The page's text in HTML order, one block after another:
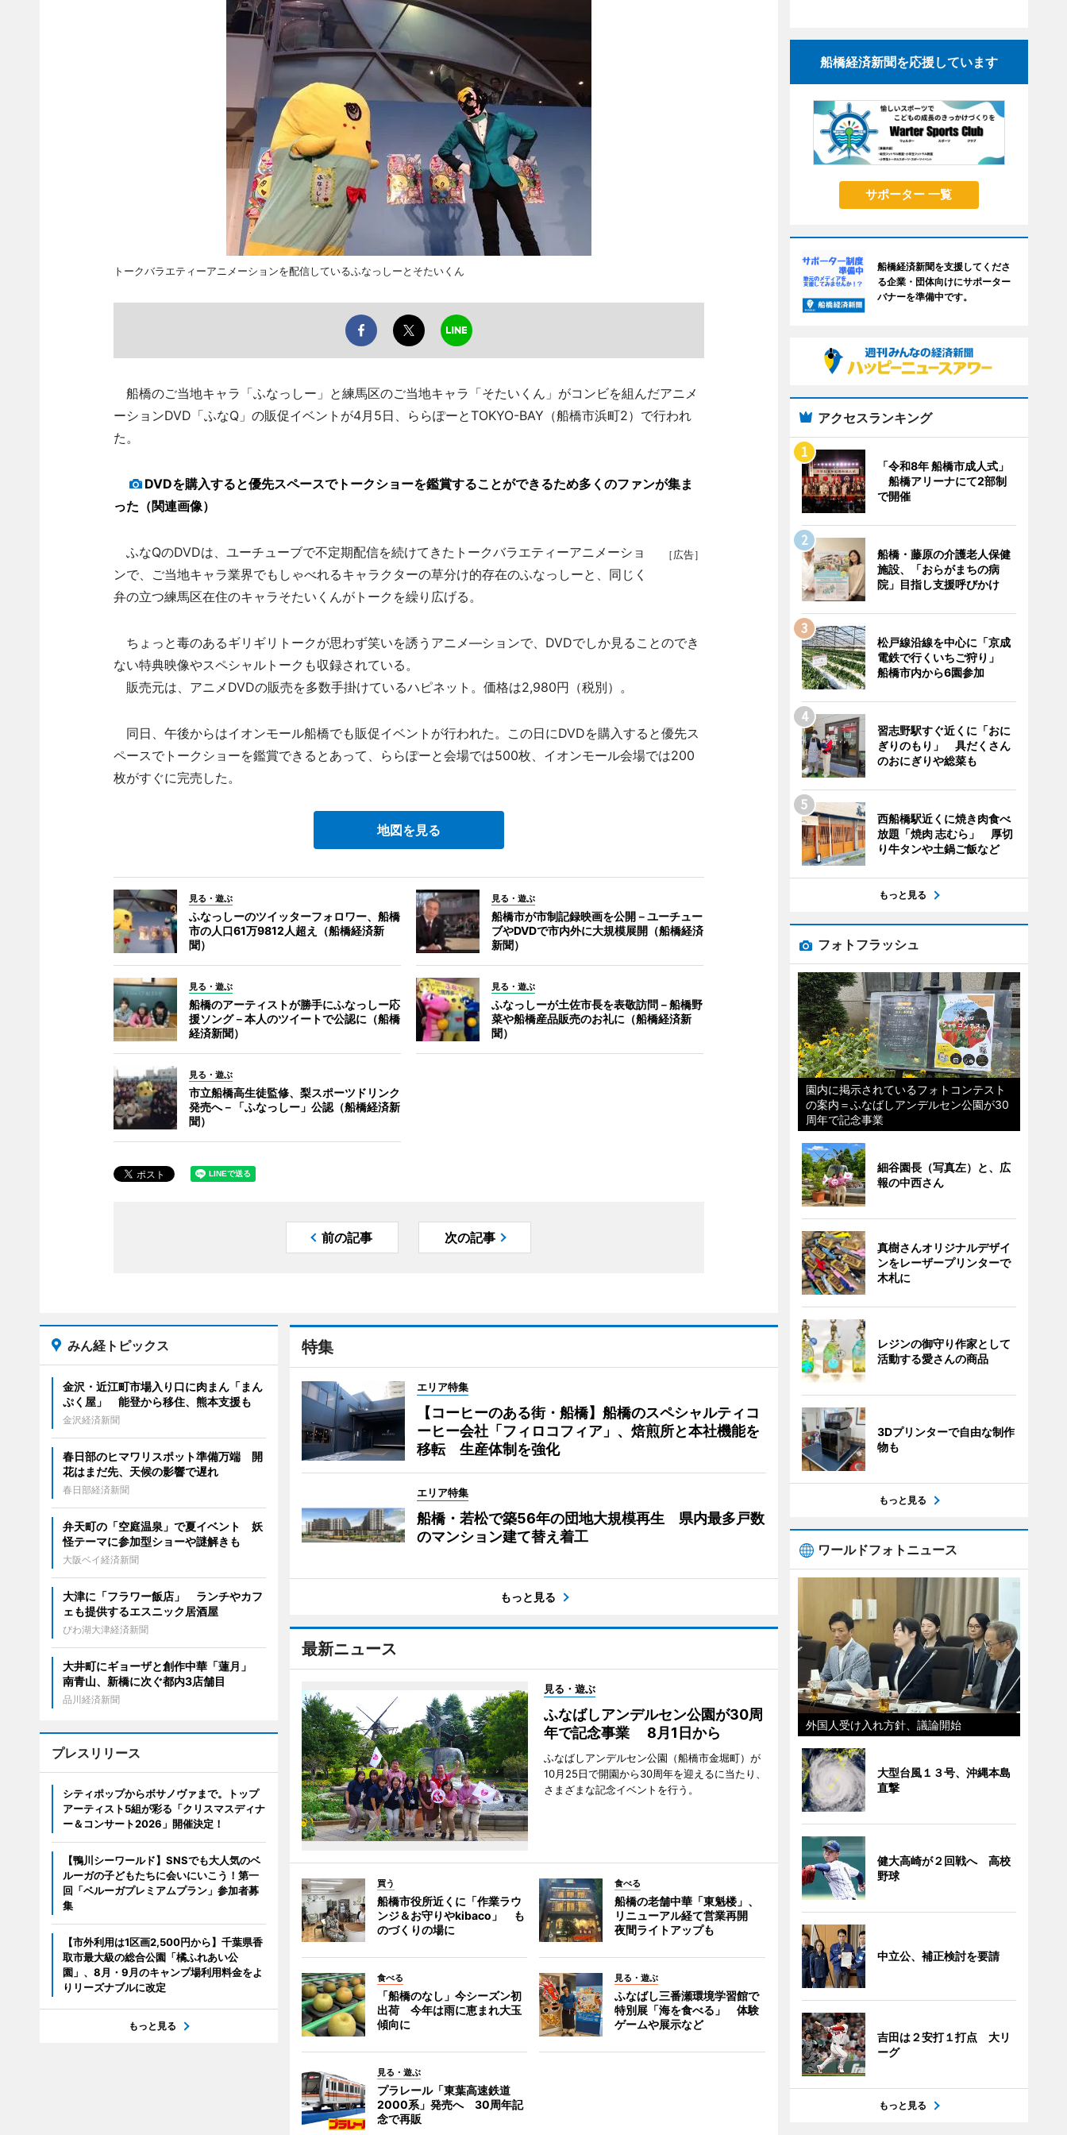
トークバラエティーアニメーションを配信しているふなっしーとそたいくん
船橋のご当地キャラ「ふなっしー」と練馬区のご当地キャラ「そたいくん」がコンビを組んだアニメ
ーションDVD「ふなQ」の販促イベントが4月5日、ららぽーとTOKYO-BAY（船橋市浜町2）で行われ
た。
DVDを購入すると優先スペースでトークショーを鑑賞することができるため多くのファンが集ま
った（関連画像）
［広告］
ふなQのDVDは、ユーチューブで不定期配信を続けてきたトークバラエティーアニメーショ
ンで、ご当地キャラ業界でもしゃべれるキャラクターの草分け的存在のふなっしーと、同じく
弁の立つ練馬区在住のキャラそたいくんがトークを繰り広げる。
ちょっと毒のあるギリギリトークが思わず笑いを誘うアニメ―ションで、DVDでしか見ることのでき
ない特典映像やスペシャルトークも収録されている。
販売元は、アニメDVDの販売を多数手掛けているハピネット。価格は2,980円（税別）。
同日、午後からはイオンモール船橋でも販促イベントが行われた。この日にDVDを購入すると優先ス
ペースでトークショーを鑑賞できるとあって、ららぽーと会場では500枚、イオンモール会場では200
枚がすぐに完売した。
地図を見る
見る・遊ぶ
ふなっしーのツイッターフォロワー、船橋
市の人口61万9812人超え（船橋経済新
聞）
見る・遊ぶ
船橋市が市制記録映画を公開－ユーチュー
ブやDVDで市内外に大規模展開（船橋経済
新聞）
見る・遊ぶ
船橋のアーティストが勝手にふなっしー応
援ソング－本人のツイートで公認に（船橋
経済新聞）
見る・遊ぶ
ふなっしーが土佐市長を表敬訪問－船橋野
菜や船橋産品販売のお礼に（船橋経済新
聞）
見る・遊ぶ
市立船橋高生徒監修、梨スポーツドリンク
発売へ－「ふなっしー」公認（船橋経済新
聞）
前の記事 次の記事
特集
エリア特集
【コーヒーのある街・船橋】船橋のスペシャルティコ
ーヒー会社「フィロコフィア」、焙煎所と本社機能を
移転 生産体制を強化
エリア特集
船橋・若松で築56年の団地大規模再生 県内最多戸数
のマンション建て替え着工
もっと見る
最新ニュース
見る・遊ぶ
ふなばしアンデルセン公園が30周
年で記念事業 8月1日から
ふなばしアンデルセン公園（船橋市金堀町）が
10月25日で開園から30周年を迎えるに当たり、
さまざまな記念イベントを行う。
買う
船橋市役所近くに「作業ラウ
ンジ＆お守りやkibaco」 も
のづくりの場に
食べる
船橋の老舗中華「東魁楼」、
リニューアル経て営業再開
夜間ライトアップも
食べる
「船橋のなし」今シーズン初
出荷 今年は雨に恵まれ大玉
傾向に
見る・遊ぶ
ふなばし三番瀬環境学習館で
特別展「海を食べる」 体験
ゲームや展示など
見る・遊ぶ
プラレール「東葉高速鉄道
2000系」発売へ 30周年記
念で再販
みん経トピックス
金沢・近江町市場入り口に肉まん「まん
ぷく屋」 能登から移住、熊本支援も
金沢経済新聞
春日部のヒマワリスポット準備万端 開
花はまだ先、天候の影響で遅れ
春日部経済新聞
弁天町の「空庭温泉」で夏イベント 妖
怪テーマに参加型ショーや謎解きも
大阪ベイ経済新聞
大津に「フラワー飯店」 ランチやカフ
ェも提供するエスニック居酒屋
びわ湖大津経済新聞
大井町にギョーザと創作中華「蓮月」
南青山、新橋に次ぐ都内3店舗目
品川経済新聞
プレスリリース
シティポップからボサノヴァまで。トップ
アーティスト5組が彩る「クリスマスディナ
ー＆コンサート2026」開催決定！
【鴨川シーワールド】SNSでも大人気のベ
ルーガの子どもたちに会いにいこう！第一
回「ベルーガプレミアムプラン」参加者募
集
【市外利用は1区画2,500円から】千葉県香
取市最大級の総合公園「橘ふれあい公
園」、8月・9月のキャンプ場利用料金をよ
りリーズナブルに改定
もっと見る
船橋経済新聞を応援しています
サポーター 一覧
船橋経済新聞を支援してくださ
る企業・団体向けにサポーター
バナーを準備中です。
アクセスランキング
「令和8年 船橋市成人式」
船橋アリーナにて2部制
で開催
船橋・藤原の介護老人保健
施設、「おらがまちの病
院」目指し支援呼びかけ
松戸線沿線を中心に「京成
電鉄で行くいちご狩り」
船橋市内から6園参加
習志野駅すぐ近くに「おに
ぎりのもり」 具だくさん
のおにぎりや総菜も
西船橋駅近くに焼き肉食べ
放題「焼肉 志むら」 厚切
り牛タンや土鍋ご飯など
もっと見る
フォトフラッシュ
園内に掲示されているフォトコンテスト
の案内＝ふなばしアンデルセン公園が30
周年で記念事業
細谷園長（写真左）と、広
報の中西さん
真樹さんオリジナルデザイ
ンをレーザープリンターで
木札に
レジンの御守り作家として
活動する愛さんの商品
3Dプリンターで自由な制作
物も
もっと見る
ワールドフォトニュース
外国人受け入れ方針、議論開始
大型台風１３号、沖縄本島
直撃
健大高崎が２回戦へ 高校
野球
中立公、補正検討を要請
吉田は２安打１打点 大リ
ーグ
もっと見る